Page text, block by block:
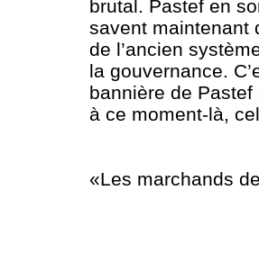
brutal. Pastef en
savent maintenant
de l’ancien
la gouvernance.
bannière de Pastef
à ce moment-là,
«Les marchands